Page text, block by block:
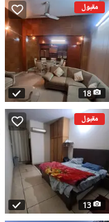
مقبول
18
مقبول
13